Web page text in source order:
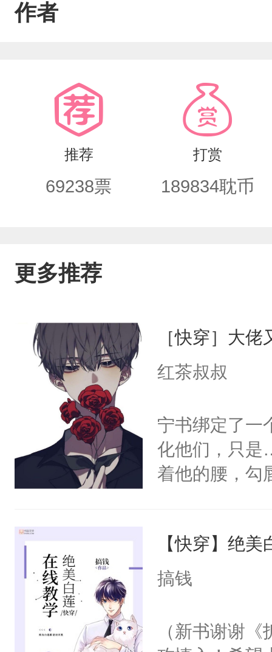
早已让简清疲惫不堪，双眼里布满瘆
办，叫坏人骗了怎么办，他那么爱哭
办。”“我爱上这个小傻子了，你把他还
作者
推荐
69238票
打赏
189834耽币
更多推荐
［快穿］大
红茶叔叔
宁书绑定了一
化他们，只是
着他的腰，勾
来，给老公
用力——为你
【快穿】绝
搞钱
（新书谢谢